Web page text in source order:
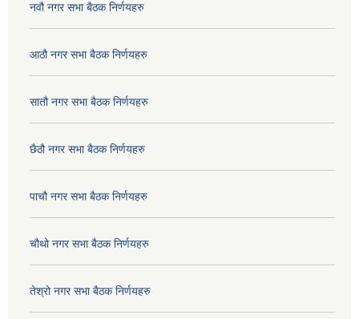
नवौ नगर सभा बैठक निर्णयहरु
आठौ नगर सभा बैठक निर्णयहरु
सातौ नगर सभा बैठक निर्णयहरु
छैठौ नगर सभा बैठक निर्णयहरु
पाचौ नगर सभा बैठक निर्णयहरु
चौथो नगर सभा बैठक निर्णयहरु
तेश्रो नगर सभा बैठक निर्णयहरु